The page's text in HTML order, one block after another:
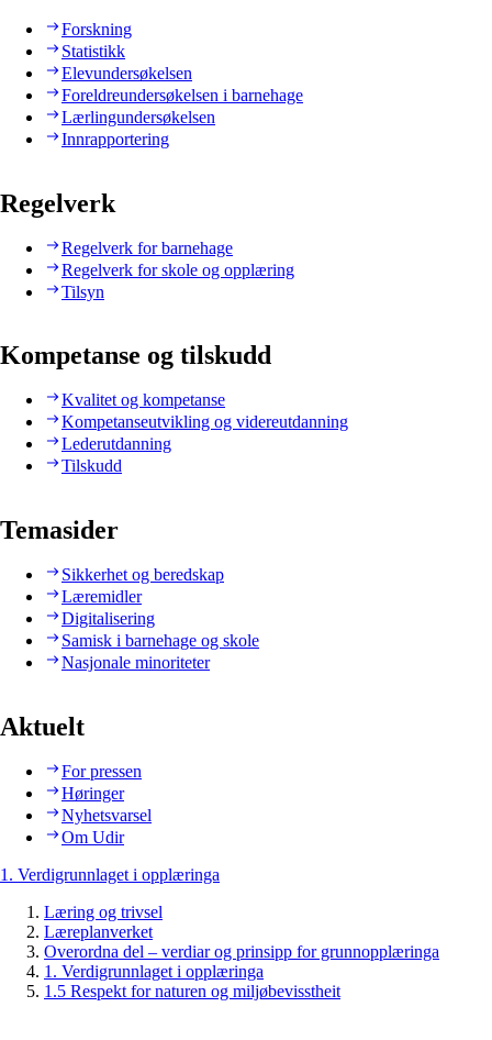
Forskning
Statistikk
Elevundersøkelsen
Foreldreundersøkelsen i barnehage
Lærlingundersøkelsen
Innrapportering
Regelverk
Regelverk for barnehage
Regelverk for skole og opplæring
Tilsyn
Kompetanse og tilskudd
Kvalitet og kompetanse
Kompetanseutvikling og videreutdanning
Lederutdanning
Tilskudd
Temasider
Sikkerhet og beredskap
Læremidler
Digitalisering
Samisk i barnehage og skole
Nasjonale minoriteter
Aktuelt
For pressen
Høringer
Nyhetsvarsel
Om Udir
1. Verdigrunnlaget i opplæringa
Læring og trivsel
Læreplanverket
Overordna del – verdiar og prinsipp for grunnopplæringa
1. Verdigrunnlaget i opplæringa
1.5 Respekt for naturen og miljøbevisstheit